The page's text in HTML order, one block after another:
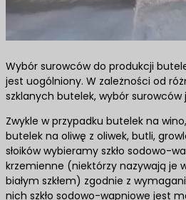
Wybór surowców do produkcji
jest uogólniony. W zależności od
szklanych butelek, wybór surowców
Zwykle w przypadku butelek na
butelek na oliwę z oliwek, butli,
słoików wybieramy szkło sodowo-
krzemienne (niektórzy nazywają je
białym szkłem) zgodnie z
nich szkło sodowo-wapniowe jest